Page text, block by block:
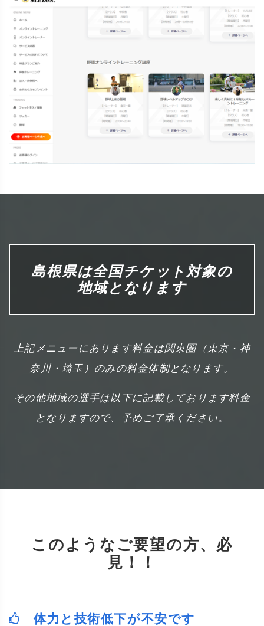
島根県は全国チケット対象の
地域となります
上記メニューにあります料金は関東圏（東京・神
奈川・埼玉）のみの料金体制となります。
その他地域の選手は以下に記載しております料金
となりますので、予めご了承ください。
このようなご要望の方、必
見！！
体力と技術低下が不安です